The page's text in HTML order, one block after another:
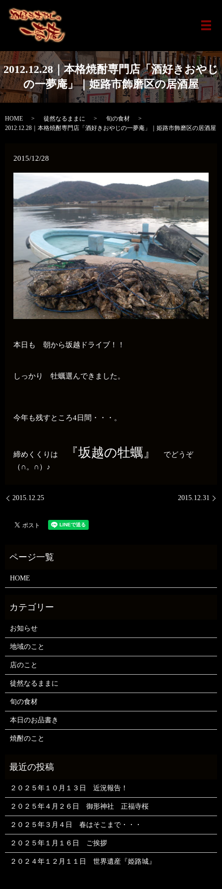
メ
2012.12.28｜本格焼酎専門店「酒好きおやじ
の一夢庵」｜姫路市飾磨区の居酒屋
HOME 徒然なるままに
旬の食材
2012.12.28｜本格焼酎専門店「酒好きおやじの一夢庵」｜姫路市飾磨区の居酒屋
2015/12/28
本日も 朝から坂越ドライブ！！
しっかり 牡蠣選んできました。
今年も残すところ4日間・・・。
締めくくりは 『坂越の牡蠣』
でどうぞ
（∩。∩）♪
2015.12.25 2015.12.31
HOME
お知らせ
地域のこと
店のこと
徒然なるままに
旬の食材
本日のお品書き
焼酎のこと
２０２５年１０月１３日 近況報告！
２０２５年４月２６日 御形神社 正福寺桜
２０２５年３月４日 春はそこまで・・・
２０２５年１月１６日 ご挨拶
２０２４年１２月１１日 世界遺産『姫路城』